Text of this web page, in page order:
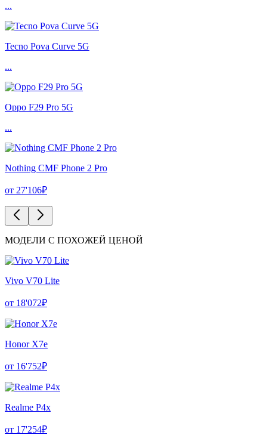
...
Tecno Pova Curve 5G
...
Oppo F29 Pro 5G
...
Nothing CMF Phone 2 Pro
от 27'106₽
МОДЕЛИ С ПОХОЖЕЙ ЦЕНОЙ
Vivo V70 Lite
от 18'072₽
Honor X7e
от 16'752₽
Realme P4x
от 17'254₽